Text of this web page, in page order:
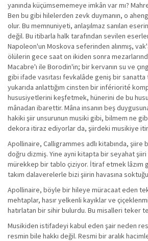
yanında küçümsememeye imkân var mı?
Ben bu gibi hilelerden zevk duymanın, o
olur. Bu memnuniyeti, anlaşılmaz sanılan
değil. Bu itibarla halk tarafından sevilen
Napoleon'un Moskova seferinden alınmış,
ölülerin gece saat on ikiden sonra
Macabre'ı ile Borodin'in; bir kervanın su ve
gibi ifade vasıtası fevkalâde geniş bir
yukarıda anlattığım cinsten bir infériorité
hususiyetlerini keşfetmek, hünerini de bu
mânadan ibarettir. Mâna insanın beş
hakiki şiir unsurunun musiki gibi, bilmem ne
dekora itiraz ediyorlar da, şiirdeki musikiye
Apollinaire, Calligrammes adlı kitabında, şiire
doğru dizmiş. Yine ayni kitapta bir seyahat
mürekkep bir tablo çiziyor. İtiraf etmek lâzım
takım dalaverelerle bizi şiirin havasına
Apollinaire, böyle bir hileye müracaat eden
mehtaplar, hasır yelkenli kayıklar ve
hatırlatan bir sihir bulurdu. Bu misalleri teker
Musikiden istifadeyi kabul eden şair neden
resmin bile hakkı değil. Resmi bir aralık